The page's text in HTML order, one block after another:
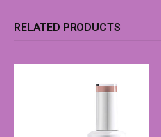
RELATED PRODUCTS